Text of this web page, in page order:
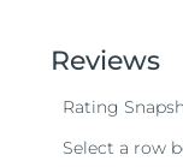
stars,
average
value.
171